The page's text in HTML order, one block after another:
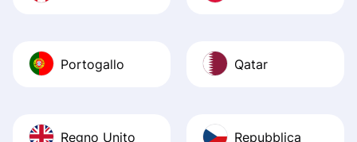
Portogallo Qatar
Regno Unito Repubblica